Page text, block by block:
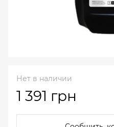
Нет в наличии
1 391 грн